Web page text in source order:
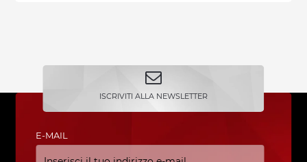
ISCRIVITI ALLA NEWSLETTER
E-MAIL